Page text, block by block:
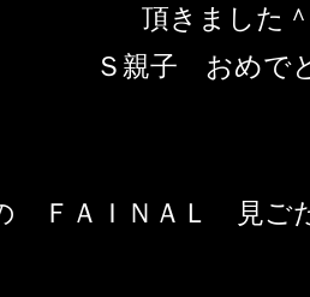
頂きました
Ｓ親子 おめで
ＦＡＩＮＡＬ 見ご